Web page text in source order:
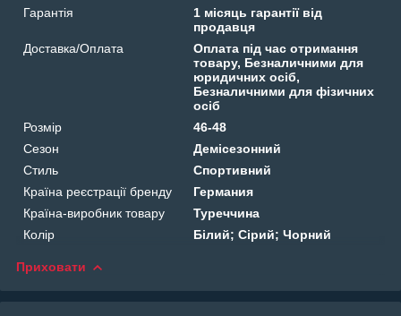
Гарантія
1 місяць гарантії від
продавця
Доставка/Оплата
Оплата під час отримання
товару, Безналичними для
юридичних осіб,
Безналичними для фізичних
осіб
Розмір
46-48
Сезон
Демісезонний
Стиль
Спортивний
Країна реєстрації бренду
Германия
Країна-виробник товару
Туреччина
Колір
Білий; Сірий; Чорний
Приховати